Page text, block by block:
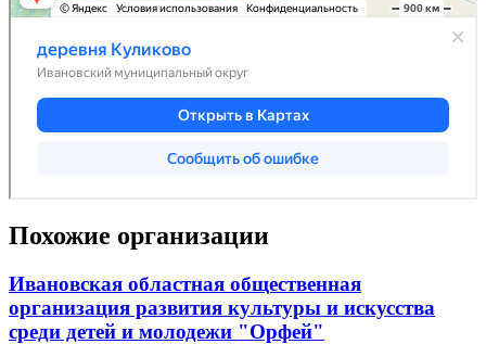
Похожие организации
Ивановская областная общественная
организация развития культуры и искусства
среди детей и молодежи "Орфей"